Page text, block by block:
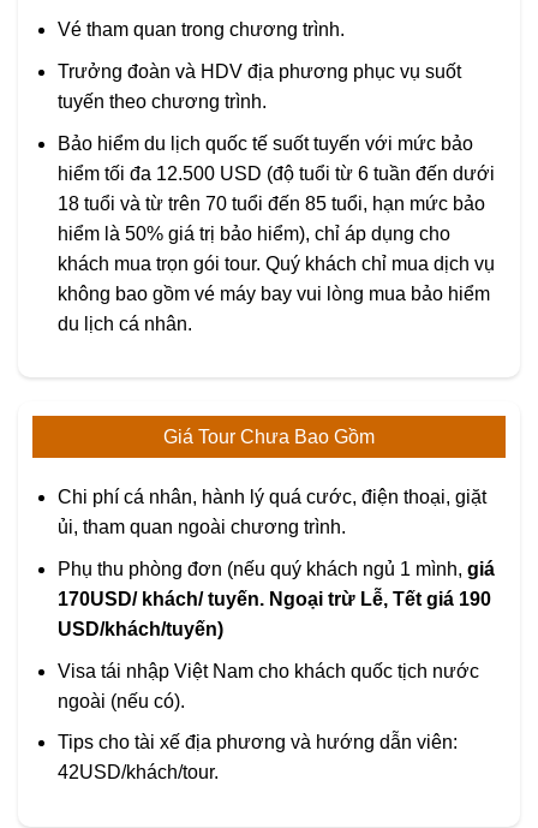
Vé tham quan trong chương trình.
Trưởng đoàn và HDV địa phương phục vụ suốt
tuyến theo chương trình.
Bảo hiểm du lịch quốc tế suốt tuyến với mức bảo
hiểm tối đa 12.500 USD (độ tuổi từ 6 tuần đến dưới
18 tuổi và từ trên 70 tuổi đến 85 tuổi, hạn mức bảo
hiểm là 50% giá trị bảo hiểm), chỉ áp dụng cho
khách mua trọn gói tour. Quý khách chỉ mua dịch vụ
không bao gồm vé máy bay vui lòng mua bảo hiểm
du lịch cá nhân.
Giá Tour Chưa Bao Gồm
Chi phí cá nhân, hành lý quá cước, điện thoại, giặt
ủi, tham quan ngoài chương trình.
Phụ thu phòng đơn (nếu quý khách ngủ 1 mình, giá
170USD/ khách/ tuyến. Ngoại trừ Lễ, Tết giá 190
USD/khách/tuyến)
Visa tái nhập Việt Nam cho khách quốc tịch nước
ngoài (nếu có).
Tips cho tài xế địa phương và hướng dẫn viên:
42USD/khách/tour.